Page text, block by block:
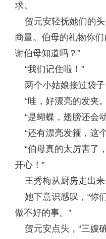
求。
贺元安轻抚她们的头
商量。伯母的礼物你
谢伯母知道吗？”
“我们记住啦！”
两个小姑娘接过袋子
“哇，好漂亮的发夹
“是蝴蝶，翅膀还会
“还有漂亮发箍，这
“伯母真的太厉害了
开心！”
王秀梅从厨房走出来
她下意识感叹，“你
做不好的事。”
贺元安点头，“三嫂